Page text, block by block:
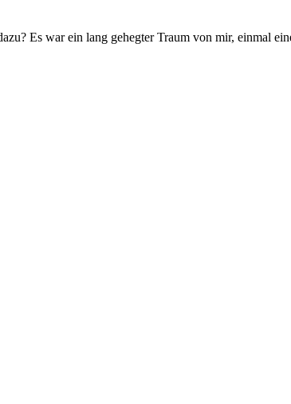
Es war ein lang gehegter Traum von mir, einmal